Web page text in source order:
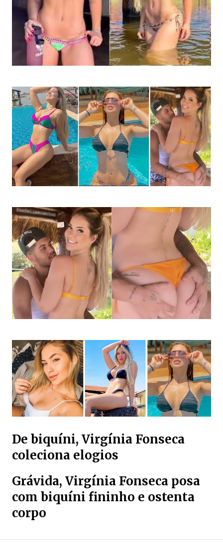
De biquíni, Virgínia Fonseca
coleciona elogios
Grávida, Virgínia Fonseca posa
com biquíni fininho e ostenta
corpo